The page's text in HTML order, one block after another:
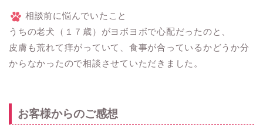
相談前に悩んでいたこと
うちの老犬（１７歳）がヨボヨボで心配だったのと、
皮膚も荒れて痒がっていて、食事が合っているかどうか分
からなかったので相談させていただきました。
お客様からのご感想